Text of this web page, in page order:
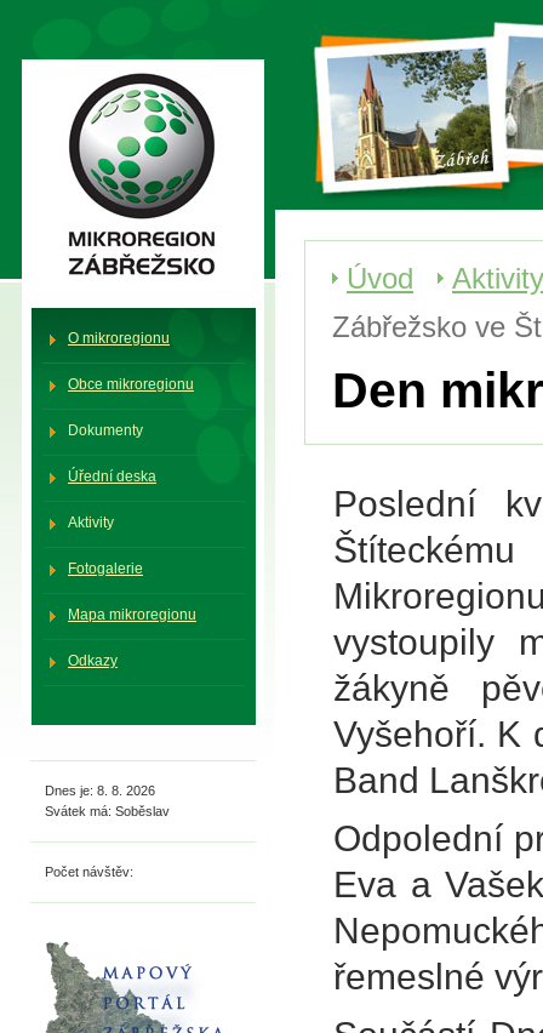
Mikroregion Zábřežsko
O mikroregionu
Obce mikroregionu
Dokumenty
Úřední deska
Aktivity
Fotogalerie
Mapa mikroregionu
Odkazy
Dnes je: 8. 8. 2026
Svátek má: Soběslav
Počet návštěv:
Úvod
Aktivity
Zábřežsko ve
Den
Poslední
vystoupily
žákyně
Vyšehoří. K
Band
Odpolední
Eva a
řemeslné